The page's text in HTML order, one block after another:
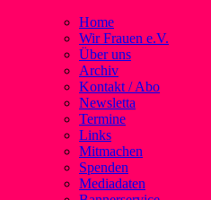
Home
Wir Frauen e.V.
Über uns
Archiv
Kontakt / Abo
Newsletta
Termine
Links
Mitmachen
Spenden
Mediadaten